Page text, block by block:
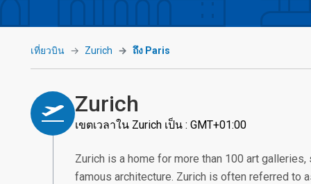
เที่ยวบิน Zurich ถึง Paris
Zurich
เขตเวลาใน Zurich เป็น : GMT+01:00
Zurich is a home for more than 100 art
famous architecture. Zurich is often referred to